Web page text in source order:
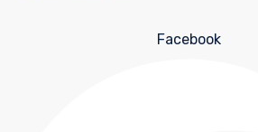
Facebook